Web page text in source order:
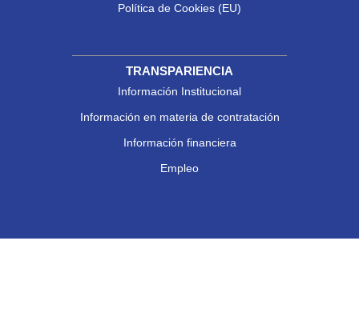
Política de Cookies (EU)
TRANSPARIENCIA
Información Institucional
Información en materia de contratación
Información financiera
Empleo